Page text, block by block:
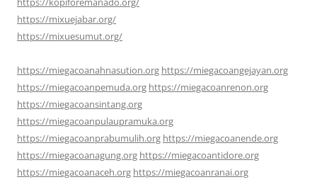
https://mixuejabar.org/
https://mixuesumut.org/
https://miegacoanahnasution.org https://miegacoangejayan.org
https://miegacoanpemuda.org https://miegacoanrenon.org
https://miegacoansintang.org
https://miegacoanpulaupramuka.org
https://miegacoanprabumulih.org https://miegacoanende.org
https://miegacoanagung.org https://miegacoantidore.org
https://miegacoanaceh.org https://miegacoanranai.org